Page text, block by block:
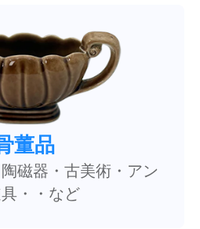
董品
磁器・古美術・アン
・・など